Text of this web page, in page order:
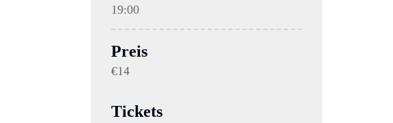
19:00
Preis
€14
Tickets